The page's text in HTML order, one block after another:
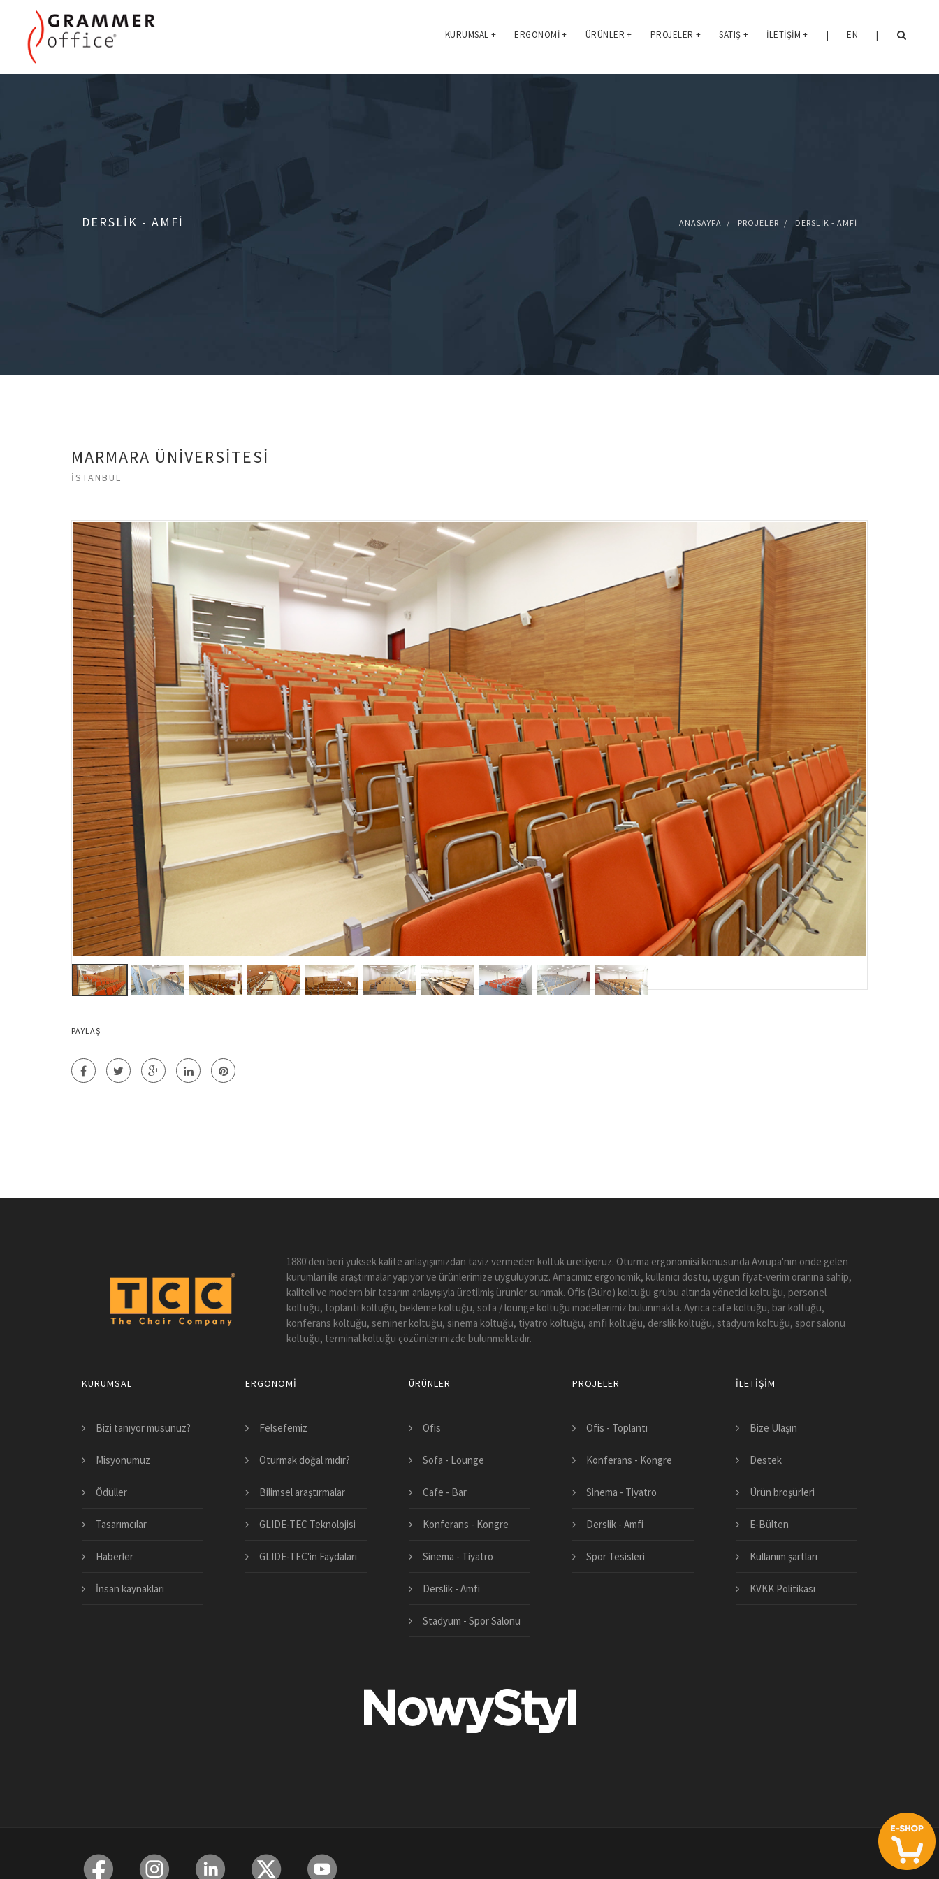
KURUMSAL + ERGONOMI+ ÜRÜNLER + PROJELER + SATIŞ + İLETIŞIM + | EN |
DERSLIK - AMFI ANASAYFA PROJELER DERSLIK - AMFI
MARMARA ÜNİVERSİTESİ
İSTANBUL
PAYLAŞ
1880'den beri yüksek kalite anlayışımızdan taviz vermeden koltuk üretiyoruz. Oturma ergonomisi konusunda Avrupa'nın önde gelen
kurumları ile araştırmalar yapıyor ve ürünlerimize uyguluyoruz. Amacımız ergonomik, kullanıcı dostu, uygun fiyat-verim oranına sahip,
kaliteli ve modern bir tasarım anlayışıyla üretilmiş ürünler sunmak. Ofis (Büro) koltuğu grubu altında yönetici koltuğu, personel
koltuğu, toplantı koltuğu, bekleme koltuğu, sofa / lounge koltuğu modellerimiz bulunmakta. Ayrıca cafe koltuğu, bar koltuğu,
konferans koltuğu, seminer koltuğu, sinema koltuğu, tiyatro koltuğu, amfi koltuğu, derslik koltuğu, stadyum koltuğu, spor salonu
koltuğu, terminal koltuğu çözümlerimizde bulunmaktadır.
KURUMSAL
Bizi tanıyor musunuz?
Misyonumuz
Ödüller
Tasarımcılar
Haberler
İnsan kaynakları
ERGONOMI
Felsefemiz
Oturmak doğal mıdır?
Bilimsel araştırmalar
GLIDE-TEC Teknolojisi
GLIDE-TEC'in Faydaları
ÜRÜNLER
Ofis
Sofa - Lounge
Cafe - Bar
Konferans - Kongre
Sinema - Tiyatro
Derslik - Amfi
Stadyum - Spor Salonu
PROJELER
Ofis - Toplantı
Konferans - Kongre
Sinema - Tiyatro
Derslik - Amfi
Spor Tesisleri
İLETIŞIM
Bize Ulaşın
Destek
Ürün broşürleri
E-Bülten
Kullanım şartları
KVKK Politikası